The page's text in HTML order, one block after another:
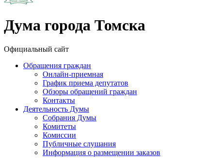
Дума города Томска
Официальный сайт
Обращения граждан
Онлайн-приемная
График приема депутатов
Обзоры обращений граждан
Контакты
Деятельность Думы
Собрания Думы
Комитеты
Комиссии
Публичные слушания
Информация о размещении заказов